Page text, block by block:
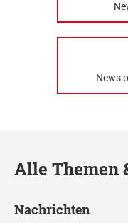
News
Alle Themen
Nachrichten